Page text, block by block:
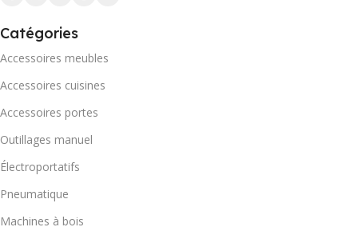
Catégories
Accessoires meubles
Accessoires cuisines
Accessoires portes
Outillages manuel
Électroportatifs
Pneumatique
Machines à bois